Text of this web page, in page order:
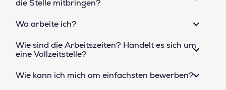
die Stelle mitbringen?
Wo arbeite ich?
Wie sind die Arbeitszeiten? Handelt es sich um
eine Vollzeitstelle?
Wie kann ich mich am einfachsten bewerben?